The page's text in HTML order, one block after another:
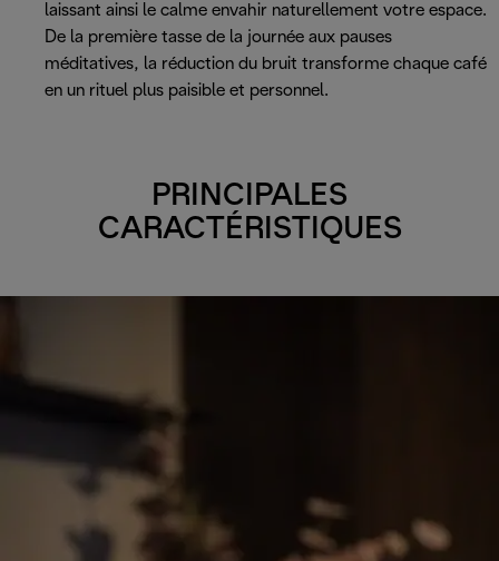
laissant ainsi le calme envahir naturellement votre espace.
De la première tasse de la journée aux pauses
méditatives, la réduction du bruit transforme chaque café
en un rituel plus paisible et personnel.
PRINCIPALES
CARACTÉRISTIQUES